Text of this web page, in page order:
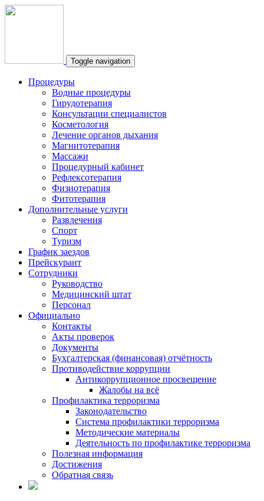
Toggle navigation
Процедуры
Водные процедуры
Гирудотерапия
Консультации специалистов
Косметология
Лечение органов дыхания
Магнитотерапия
Массажи
Процедурный кабинет
Рефлексотерапия
Физиотерапия
Фитотерапия
Дополнительные услуги
Развлечения
Спорт
Туризм
График заездов
Прейскурант
Сотрудники
Руководство
Медицинский штат
Персонал
Официально
Контакты
Акты проверок
Документы
Бухгалтерская (финансовая) отчётность
Противодействие коррупции
Антикоррупционное просвещение
Жалобы на всё
Профилактика терроризма
Законодательство
Система профилактики терроризма
Методические материалы
Деятельность по профилактике терроризма
Полезная информация
Достижения
Обратная связь